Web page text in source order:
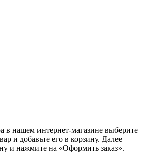
в нашем интернет-магазине выберите
и добавьте его в корзину. Далее
и нажмите на «Оформить заказ».